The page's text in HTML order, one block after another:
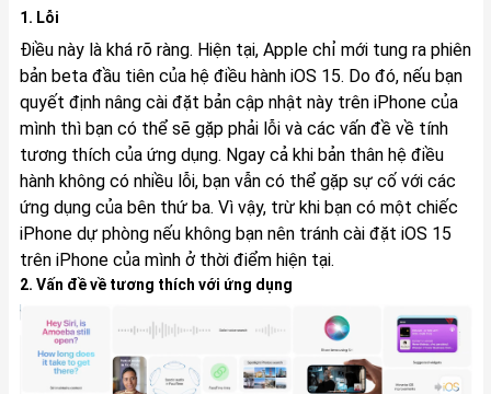
1. Lỗi
Điều này là khá rõ ràng. Hiện tại, Apple chỉ mới tung ra phiên
bản beta đầu tiên của hệ điều hành iOS 15. Do đó, nếu bạn
quyết định nâng cài đặt bản cập nhật này trên iPhone của
mình thì bạn có thể sẽ gặp phải lỗi và các vấn đề về tính
tương thích của ứng dụng. Ngay cả khi bản thân hệ điều
hành không có nhiều lỗi, bạn vẫn có thể gặp sự cố với các
ứng dụng của bên thứ ba. Vì vậy, trừ khi bạn có một chiếc
iPhone dự phòng nếu không bạn nên tránh cài đặt iOS 15
trên iPhone của mình ở thời điểm hiện tại.
2. Vấn đề về tương thích với ứng dụng